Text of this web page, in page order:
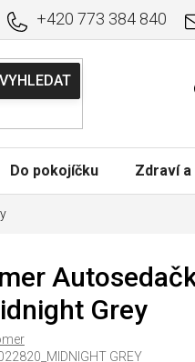
+420 773 384 840
Do pokojíčku Zdraví
Grey
GREY